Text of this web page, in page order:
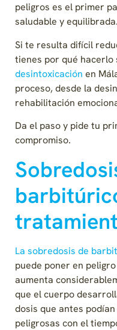
peligros es el primer
saludable y equilibrada.
Si te resulta difícil
tienes por qué hacerlo
desintoxicación en
proceso, desde la
rehabilitación
Da el paso y pide tu
compromiso.
La sobredosis de
puede poner en
aumenta
que el cuerpo
dosis que antes
peligrosas con el